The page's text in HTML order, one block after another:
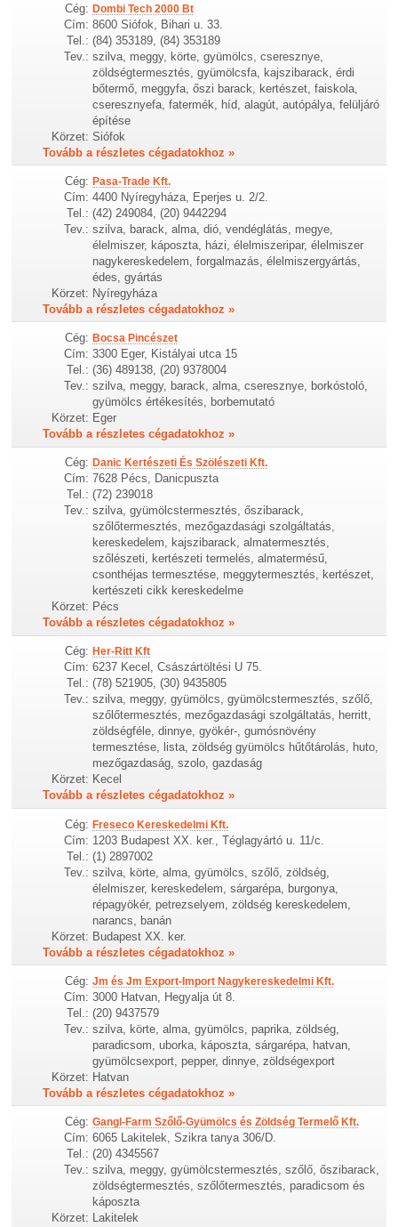
Cég: Dombi Tech 2000 Bt
Cím: 8600 Siófok, Bihari u. 33.
Tel.: (84) 353189, (84) 353189
Tev.: szilva, meggy, körte, gyümölcs, cseresznye,
zöldségtermesztés, gyümölcsfa, kajszibarack, érdi
bőtermő, meggyfa, őszi barack, kertészet, faiskola,
cseresznyefa, fatermék, híd, alagút, autópálya, felüljáró
építése
Körzet: Siófok
Tovább a részletes cégadatokhoz »
Cég: Pasa-Trade Kft.
Cím: 4400 Nyíregyháza, Eperjes u. 2/2.
Tel.: (42) 249084, (20) 9442294
Tev.: szilva, barack, alma, dió, vendéglátás, megye,
élelmiszer, káposzta, házi, élelmiszeripar, élelmiszer
nagykereskedelem, forgalmazás, élelmiszergyártás,
édes, gyártás
Körzet: Nyíregyháza
Tovább a részletes cégadatokhoz »
Cég: Bocsa Pincészet
Cím: 3300 Eger, Kistályai utca 15
Tel.: (36) 489138, (20) 9378004
Tev.: szilva, meggy, barack, alma, cseresznye, borkóstoló,
gyümölcs értékesítés, borbemutató
Körzet: Eger
Tovább a részletes cégadatokhoz »
Cég: Danic Kertészeti És Szölészeti Kft.
Cím: 7628 Pécs, Danicpuszta
Tel.: (72) 239018
Tev.: szilva, gyümölcstermesztés, őszibarack,
szőlőtermesztés, mezőgazdasági szolgáltatás,
kereskedelem, kajszibarack, almatermesztés,
szőlészeti, kertészeti termelés, almatermésű,
csonthéjas termesztése, meggytermesztés, kertészet,
kertészeti cikk kereskedelme
Körzet: Pécs
Tovább a részletes cégadatokhoz »
Cég: Her-Ritt Kft
Cím: 6237 Kecel, Császártöltési U 75.
Tel.: (78) 521905, (30) 9435805
Tev.: szilva, meggy, gyümölcs, gyümölcstermesztés, szőlő,
szőlőtermesztés, mezőgazdasági szolgáltatás, herritt,
zöldségféle, dinnye, gyökér-, gumósnövény
termesztése, lista, zöldség gyümölcs hűtőtárolás, huto,
mezőgazdaság, szolo, gazdaság
Körzet: Kecel
Tovább a részletes cégadatokhoz »
Cég: Freseco Kereskedelmi Kft.
Cím: 1203 Budapest XX. ker., Téglagyártó u. 11/c.
Tel.: (1) 2897002
Tev.: szilva, körte, alma, gyümölcs, szőlő, zöldség,
élelmiszer, kereskedelem, sárgarépa, burgonya,
répagyökér, petrezselyem, zöldség kereskedelem,
narancs, banán
Körzet: Budapest XX. ker.
Tovább a részletes cégadatokhoz »
Cég: Jm és Jm Export-Import Nagykereskedelmi Kft.
Cím: 3000 Hatvan, Hegyalja út 8.
Tel.: (20) 9437579
Tev.: szilva, körte, alma, gyümölcs, paprika, zöldség,
paradicsom, uborka, káposzta, sárgarépa, hatvan,
gyümölcsexport, pepper, dinnye, zöldségexport
Körzet: Hatvan
Tovább a részletes cégadatokhoz »
Cég: Gangl-Farm Szőlő-Gyümölcs és Zöldség Termelő Kft.
Cím: 6065 Lakitelek, Szikra tanya 306/D.
Tel.: (20) 4345567
Tev.: szilva, meggy, gyümölcstermesztés, szőlő, őszibarack,
zöldségtermesztés, szőlőtermesztés, paradicsom és
káposzta
Körzet:
Lakitelek